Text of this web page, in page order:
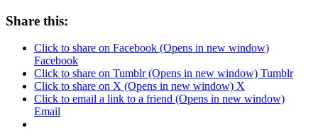
Share this:
Click to share on Facebook (Opens in new window)
Facebook
Click to share on Tumblr (Opens in new window) Tumblr
Click to share on X (Opens in new window) X
Click to email a link to a friend (Opens in new window)
Email